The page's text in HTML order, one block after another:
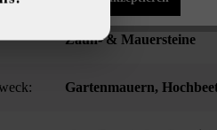
Zaun- & Mauersteine
Gartenmauern,